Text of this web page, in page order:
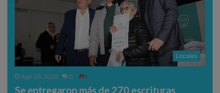
Locales
Ago 06, 2026 0 1
Se entregaron más de 270 escrituras